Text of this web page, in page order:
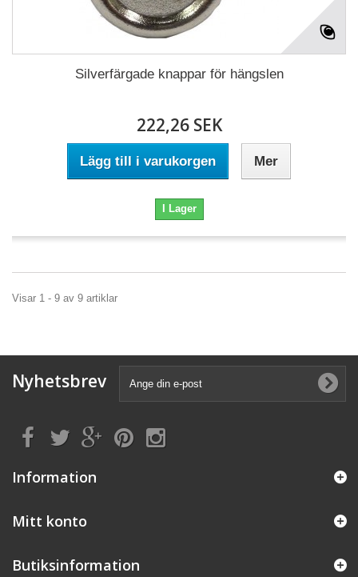
Silverfärgade knappar för hängslen
222,26 SEK
Lägg till i varukorgen Mer
I Lager
Visar 1 - 9 av 9 artiklar
Nyhetsbrev
Information
Mitt konto
Butiksinformation